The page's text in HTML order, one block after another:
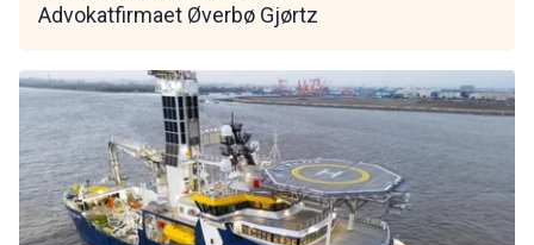
Advokatfirmaet Øverbø Gjørtz